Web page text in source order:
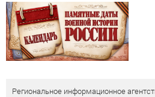
Региональное информационное